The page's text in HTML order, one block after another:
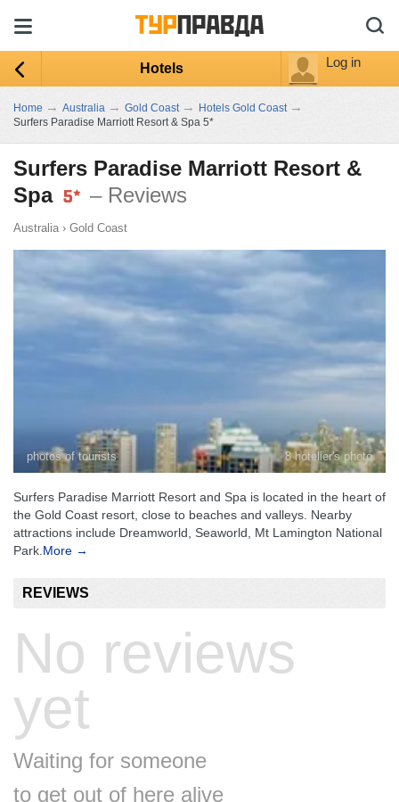
Hotels Log in
Home → Australia → Gold Coast → Hotels Gold Coast →
Surfers Paradise Marriott Resort & Spa 5*
Surfers Paradise Marriott Resort &
Spa
– Reviews
Australia › Gold Coast
photos of tourists 8 hotelier's photo
Surfers Paradise Marriott Resort and Spa is located in the heart of
the Gold Coast resort, close to beaches and valleys. Nearby
attractions include Dreamworld, Seaworld, Mt Lamington National
Park. More →
REVIEWS
No reviews
yet
Waiting for someone
to get out of here alive